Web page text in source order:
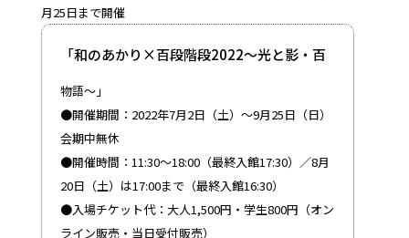
月25日まで開催
「和のあかり×百段階段2022～光と影・百
物語～」
●開催期間：2022年7月2日（土）〜9月25日（日）
会期中無休
●開催時間：11:30〜18:00（最終入館17:30）／8月
20日（土）は17:00まで（最終入館16:30）
●入場チケット代：大人1,500円・学生800円（オン
ライン販売・当日受付販売）